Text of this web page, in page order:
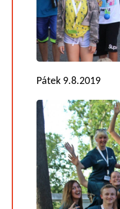
Pátek 9.8.2019